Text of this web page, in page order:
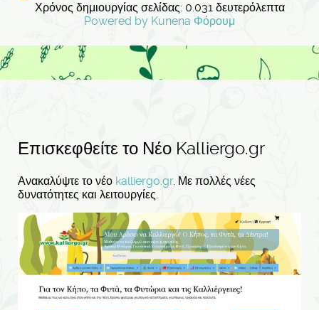
Χρόνος δημιουργίας σελίδας: 0.031 δευτερόλεπτα
Powered by Kunena Φόρουμ
Επισκεφθείτε το Νέο Kalliergo.gr
Ανακαλύψτε το νέο kalliergo.gr. Με πολλές νέες
δυνατότητες και λειτουργίες.